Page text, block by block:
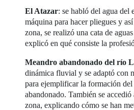
El Atazar: se habló del agua del
máquina para hacer pliegues y
zona, se realizó una cata de
explicó en qué consiste la
Meandro abandonado del río
dinámica fluvial y se adaptó con
para ejemplificar la formación del
abandonado. También se accedió
zona, explicando cómo se han